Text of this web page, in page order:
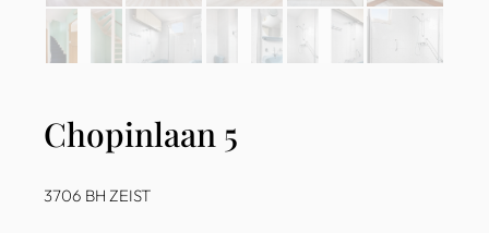
Chopinlaan 5
3706 BH ZEIST